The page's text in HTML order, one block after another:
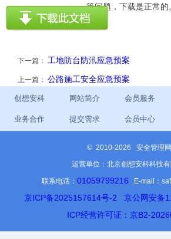
等问题，下载是正常的
下一篇： 工地防台防汛应急预案
上一篇： 公路施工安全应急预案
创想安科 网站简介 会员服务
业务合作 提交需求 会员中心
© 2010-2026 安全管理
运营单位：北京创想安科科技有
联系电话： 01059799216 E-mail：
京ICP备2025157614号-2
京公网安备
ICP经营许可证：京B2-